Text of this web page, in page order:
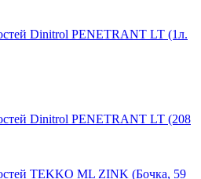
Dinitrol PENETRANT LT (1л.
Dinitrol PENETRANT LT (208
TEKKO ML ZINK (Бочка, 59